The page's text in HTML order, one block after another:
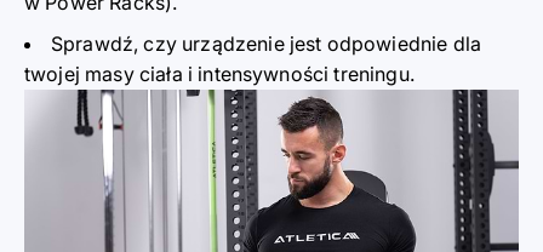
Sprawdź, czy urządzenie jest odpowiednie dla
twojej masy ciała i intensywności treningu.